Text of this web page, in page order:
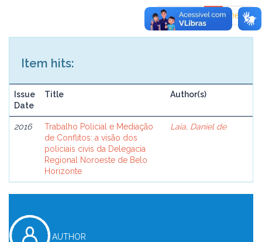
previous 1 next
Item hits:
Issue
Date
Title Author(s)
2016
Trabalho Policial e Mediação
de Conflitos: a visão dos
policiais civis da Delegacia
Regional Noroeste de Belo
Horizonte
Laia, Daniel de
AUTHOR